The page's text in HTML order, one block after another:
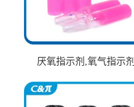
厌氧指示剂,氧气指示剂